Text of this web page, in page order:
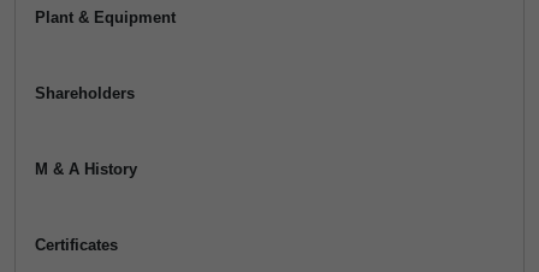
Plant & Equipment
Shareholders
M & A History
Certificates